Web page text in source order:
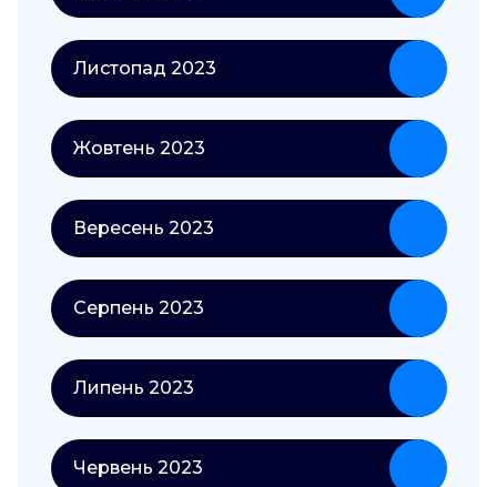
Листопад 2023
Жовтень 2023
Вересень 2023
Серпень 2023
Липень 2023
Червень 2023